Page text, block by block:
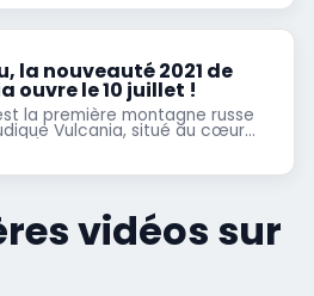
la nouveauté 2021 de
ouvre le 10 juillet !
la première montagne russe
Vulcania, situé au cœur
d'Auvergne
vidéos sur